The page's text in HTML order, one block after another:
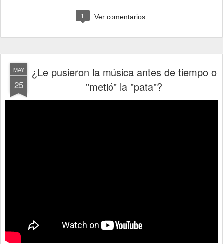
1 Ver comentarios
MAY
25
¿Le pusieron la música antes de tiempo o
"metió" la "pata"?